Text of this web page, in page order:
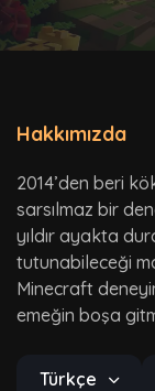
Hakkımızda
2014’den beri
sarsılmaz bir
yıldır ayakta
tutunabileceği
Minecraft
emeğin boşa
Türkçe